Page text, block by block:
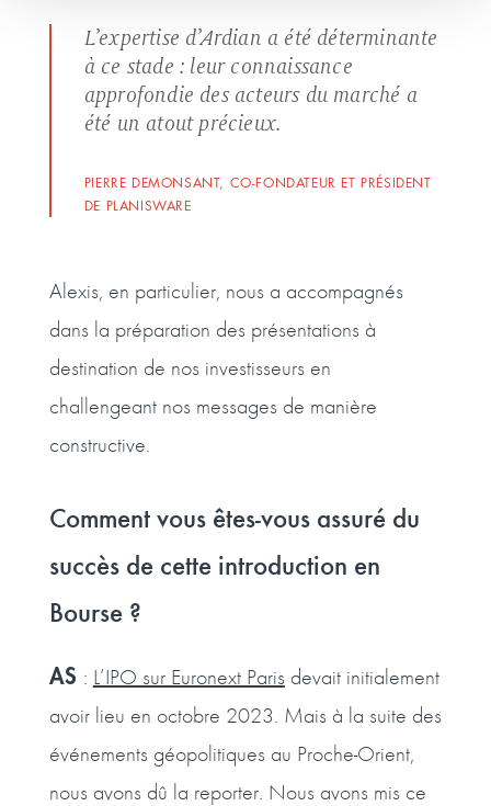
L’expertise d’Ardian a été déterminante
à ce stade : leur connaissance
approfondie des acteurs du marché a
été un atout précieux.
PIERRE DEMONSANT, CO-FONDATEUR ET PRÉSIDENT
DE PLANISWARE
Alexis, en particulier, nous a accompagnés
dans la préparation des présentations à
destination de nos investisseurs en
challengeant nos messages de manière
constructive.
Comment vous êtes-vous assuré du
succès de cette introduction en
Bourse ?
AS : L’IPO sur Euronext Parisdevait initialement
avoir lieu en octobre 2023. Mais à la suite des
événements géopolitiques au Proche-Orient,
nous avons dû la reporter. Nous avons mis ce